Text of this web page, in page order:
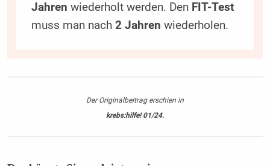
Jahren wiederholt werden. Den FIT-Test
muss man nach 2 Jahren wiederholen.
Der Originalbeitrag erschien in
krebs:hilfe! 01/24.